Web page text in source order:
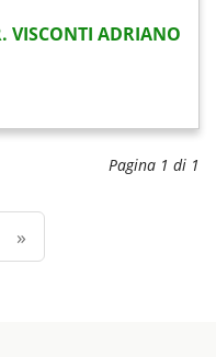
VISCONTI ADRIANO
Pagina 1 di 1
»